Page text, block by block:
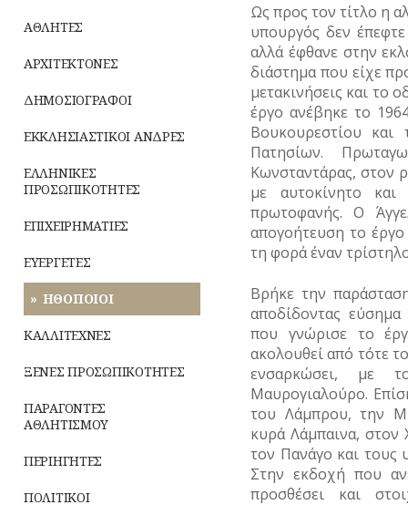
ΖΩΗ
ΑΘΛΗΤΕΣ
ΑΡΧΙΤΕΚΤΟΝΕΣ
ΔΗΜΟΣΙΟΓΡΑΦΟΙ
ΕΚΚΛΗΣΙΑΣΤΙΚΟΙ ΑΝΔΡΕΣ
ΕΛΛΗΝΙΚΕΣ
ΠΡΟΣΩΠΙΚΟΤΗΤΕΣ
ΕΠΙΧΕΙΡΗΜΑΤΙΕΣ
ΕΥΕΡΓΕΤΕΣ
ΗΘΟΠΟΙΟΙ
ΚΑΛΛΙΤΕΧΝΕΣ
ΞΕΝΕΣ ΠΡΟΣΩΠΙΚΟΤΗΤΕΣ
ΠΑΡΑΓΟΝΤΕΣ
ΑΘΛΗΤΙΣΜΟΥ
ΠΕΡΙΗΓΗΤΕΣ
ΠΟΛΙΤΙΚΟΙ
Ως προς τον τίτλο η
υπουργός δεν
αλλά έφθανε στην
διάστημα που είχε
μετακινήσεις και το
έργο ανέβηκε το
Βουκουρεστίου
Πατησίων.
Κωνσταντάρας, στον
με αυτοκίνητο
πρωτοφανής. Ο
απογοήτευση το
τη φορά έναν
Βρήκε την
αποδίδοντας
που γνώρισε το
ακολουθεί από τότε
ενσαρκώσει, με
Μαυρογιαλούρο.
του Λάμπρου, την
κυρά Λάμπαινα,
τον Πανάγο και τους
Στην εκδοχή που
προσθέσει και